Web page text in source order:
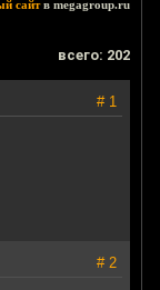
сайтв megagroup.ru
всего: 202
# 1
# 2